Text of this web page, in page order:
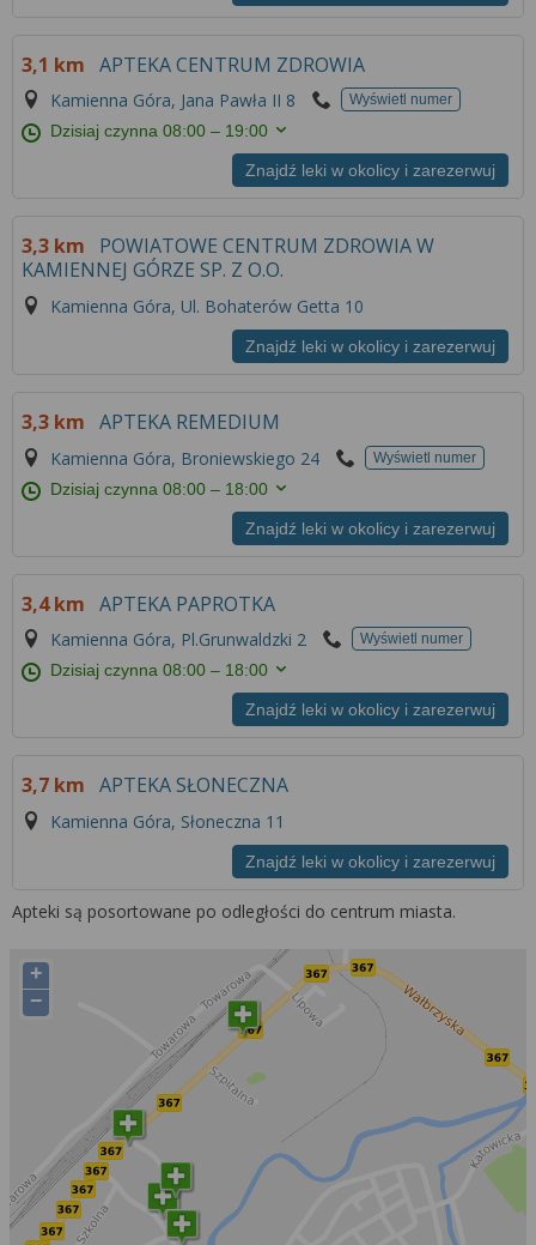
3,1 km APTEKA CENTRUM ZDROWIA
Kamienna Góra, Jana Pawła II 8 Wyświetl numer
Dzisiaj czynna08:00 – 19:00
Znajdź leki w okolicy i zarezerwuj
3,3 km
POWIATOWE CENTRUM ZDROWIA W
KAMIENNEJ GÓRZE SP. Z O.O.
Kamienna Góra, Ul. Bohaterów Getta 10
Znajdź leki w okolicy i zarezerwuj
3,3 km APTEKA REMEDIUM
Kamienna Góra, Broniewskiego 24 Wyświetl numer
Dzisiaj czynna08:00 – 18:00
Znajdź leki w okolicy i zarezerwuj
3,4 km APTEKA PAPROTKA
Kamienna Góra, Pl.Grunwaldzki 2 Wyświetl numer
Dzisiaj czynna08:00 – 18:00
Znajdź leki w okolicy i zarezerwuj
3,7 km APTEKA SŁONECZNA
Kamienna Góra, Słoneczna 11
Znajdź leki w okolicy i zarezerwuj
Apteki są posortowane po odległości do centrum miasta.
+
−
Więcej informacji na temat wykorzystywania
znajdziesz wRegulaminie Serwisu.